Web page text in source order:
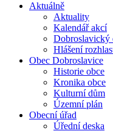
Aktuálně
Aktuality
Kalendář akcí
Dobroslavický
Hlášení
Obec Dobroslavice
Historie obce
Kronika obce
Kulturní dům
Územní plán
Obecní úřad
Úřední deska